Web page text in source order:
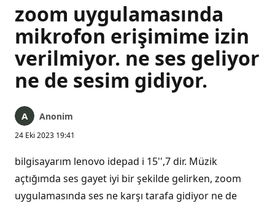
zoom uygulamasında
mikrofon erişimime izin
verilmiyor. ne ses geliyor
ne de sesim gidiyor.
Anonim
24 Eki 2023 19:41
bilgisayarım lenovo idepad i 15'',7 dir. Müzik
açtığımda ses gayet iyi bir şekilde gelirken, zoom
uygulamasında ses ne karşı tarafa gidiyor ne de